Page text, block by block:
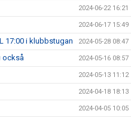
2024-06-22 16:21
2024-06-17 15:49
17:00 i klubbstugan 2024-05-28 08:47
också 2024-05-16 08:57
2024-05-13 11:12
2024-04-18 18:13
2024-04-05 10:05